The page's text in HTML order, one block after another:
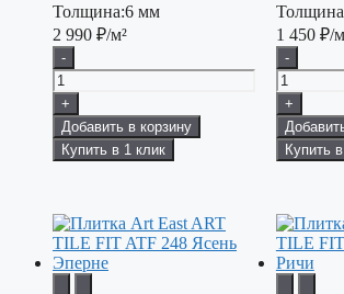
Толщина:6 мм
2 990 ₽/м²
-
+
Добавить в корзину
Купить в 1 клик
1 450 ₽/
-
+
Купить